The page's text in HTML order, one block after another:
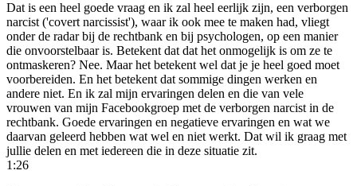
Dat is een heel goede vraag en ik zal heel eerlijk zijn, een verborgen
narcist ('covert narcissist'), waar ik ook mee te maken had, vliegt
onder de radar bij de rechtbank en bij psychologen, op een manier
die onvoorstelbaar is. Betekent dat dat het onmogelijk is om ze te
ontmaskeren? Nee. Maar het betekent wel dat je je heel goed moet
voorbereiden. En het betekent dat sommige dingen werken en
andere niet. En ik zal mijn ervaringen delen en die van vele
vrouwen van mijn Facebookgroep met de verborgen narcist in de
rechtbank. Goede ervaringen en negatieve ervaringen en wat we
daarvan geleerd hebben wat wel en niet werkt. Dat wil ik graag met
jullie delen en met iedereen die in deze situatie zit.
1:26